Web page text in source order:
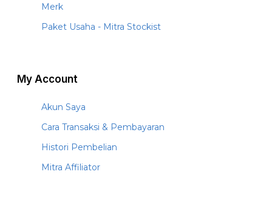
Merk
Paket Usaha - Mitra Stockist
My Account
Akun Saya
Cara Transaksi & Pembayaran
Histori Pembelian
Mitra Affiliator